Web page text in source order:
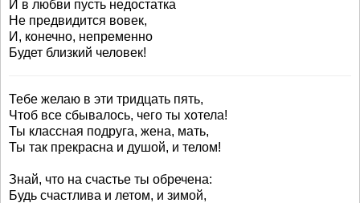
И в любви пусть недостатка
Не предвидится вовек,
И, конечно, непременно
Будет близкий человек!
Тебе желаю в эти тридцать пять,
Чтоб все сбывалось, чего ты хотела!
Ты классная подруга, жена, мать,
Ты так прекрасна и душой, и телом!
Знай, что на счастье ты обречена:
Будь счастлива и летом, и зимой,